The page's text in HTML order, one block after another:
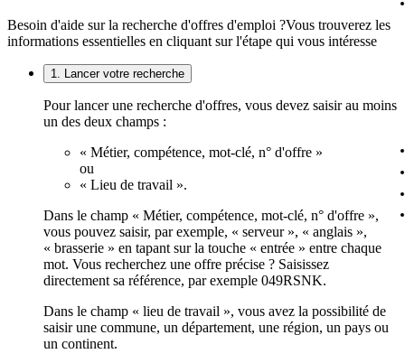
Besoin d'aide sur la recherche d'offres d'emploi ?Vous trouverez les
informations essentielles en cliquant sur l'étape qui vous intéresse
1. Lancer votre recherche
Pour lancer une recherche d'offres, vous devez saisir au moins
un des deux champs :
« Métier, compétence, mot-clé, n° d'offre »
ou
« Lieu de travail ».
Dans le champ « Métier, compétence, mot-clé, n° d'offre »,
vous pouvez saisir, par exemple, « serveur », « anglais »,
« brasserie » en tapant sur la touche « entrée » entre chaque
mot. Vous recherchez une offre précise ? Saisissez
directement sa référence, par exemple 049RSNK.
Dans le champ « lieu de travail », vous avez la possibilité de
saisir une commune, un département, une région, un pays ou
un continent.